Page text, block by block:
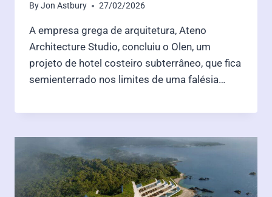
ByJon Astbury 27/02/2026
A empresa grega de arquitetura, Ateno
Architecture Studio, concluiu o Olen, um
projeto de hotel costeiro subterrâneo, que fica
semienterrado nos limites de uma falésia…